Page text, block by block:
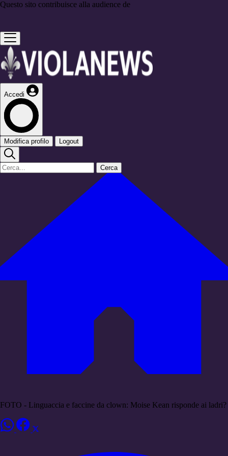
Questo sito contribuisce alla audience de
Accedi
Modifica profilo Logout
Cerca
FOTO - Linguaccia e faccine da clown: Moise Kean risponde ai ladri?